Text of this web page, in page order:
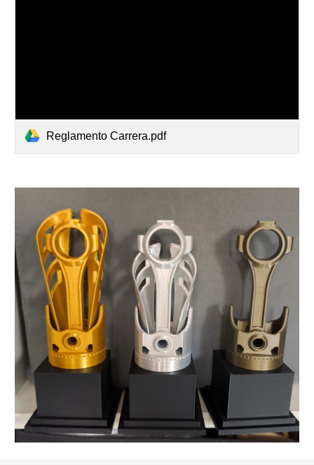
Reglamento Carrera.pdf